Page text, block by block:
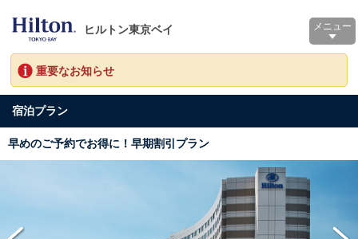
ヒルトン東京ベイ メニュー
重要なお知らせ
宿泊プラン
早めのご予約でお得に！早期割引プラン